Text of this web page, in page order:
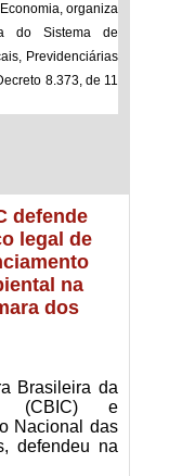
organiza
do Sistema de
Previdenciárias
8.373, de 11
defende
legal de
na
dos
Brasileira da
(CBIC) e
Nacional das
defendeu na